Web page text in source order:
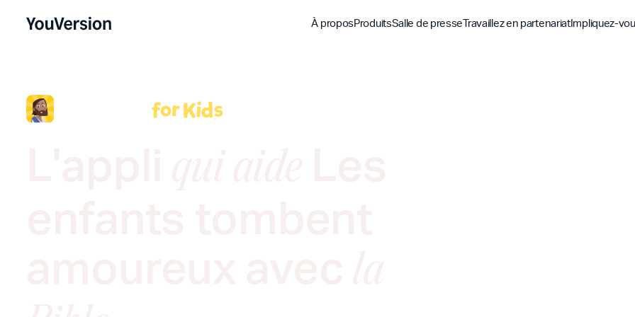
À proposProduitsSalle de presseTravaillez en partenariatImpliquez-